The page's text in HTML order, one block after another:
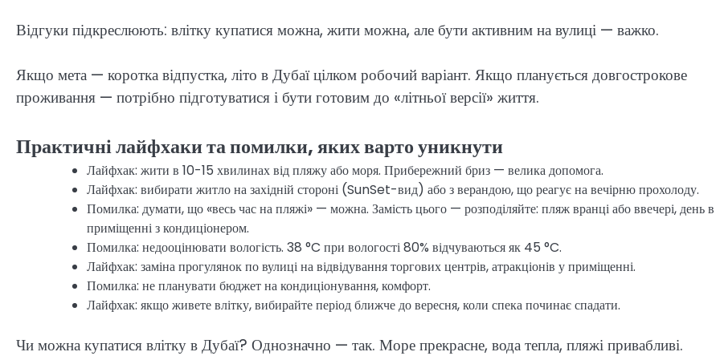
Відгуки підкреслюють: влітку купатися можна, жити можна, але бути активним на вулиці — важко.
Якщо мета — коротка відпустка, літо в Дубаї цілком робочий варіант. Якщо планується довгострокове
проживання — потрібно підготуватися і бути готовим до «літньої версії» життя.
Практичні лайфхаки та помилки, яких варто уникнути
Лайфхак: жити в 10-15 хвилинах від пляжу або моря. Прибережний бриз — велика допомога.
Лайфхак: вибирати житло на західній стороні (SunSet-вид) або з верандою, що реагує на вечірню прохолоду.
Помилка: думати, що «весь час на пляжі» — можна. Замість цього — розподіляйте: пляж вранці або ввечері, день в
приміщенні з кондиціонером.
Помилка: недооцінювати вологість. 38 °C при вологості 80% відчуваються як 45 °C.
Лайфхак: заміна прогулянок по вулиці на відвідування торгових центрів, атракціонів у приміщенні.
Помилка: не планувати бюджет на кондиціонування, комфорт.
Лайфхак: якщо живете влітку, вибирайте період ближче до вересня, коли спека починає спадати.
Чи можна купатися влітку в Дубаї? Однозначно — так. Море прекрасне, вода тепла, пляжі привабливі.